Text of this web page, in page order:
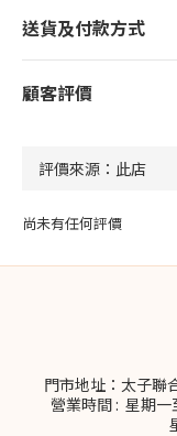
送貨及付款方式
顧客評價
尚未有任何評價
門市地址：太子聯
營業時間 : 星期